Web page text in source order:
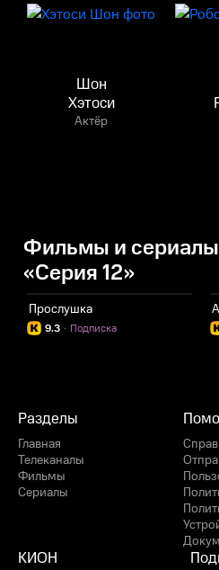
Шон
Хэтоси
Актёр
Фильмы и
«Серия 12»
Прослушка
9.3 Подписка
·
Разделы
Главная
Телеканалы
Фильмы
Сериалы
КИОН